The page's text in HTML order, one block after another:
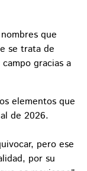
que
se trata de
gracias a
elementos que
de 2026.
pero ese
por su